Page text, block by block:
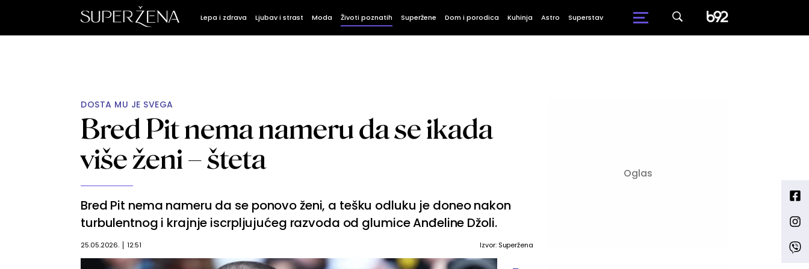
Lepa i zdrava Ljubav i strast Moda Životi poznatih Superžene Dom i porodica Kuhinja Astro Superstav
DOSTA MU JE SVEGA
Bred Pit nema nameru da se ikada
više ženi – šteta
Bred Pit nema nameru da se ponovo ženi, a tešku odluku je doneo nakon
turbulentnog i krajnje iscrpljujućeg razvoda od glumice Anđeline Džoli.
25.05.2026. 12:51 Izvor: Superžena